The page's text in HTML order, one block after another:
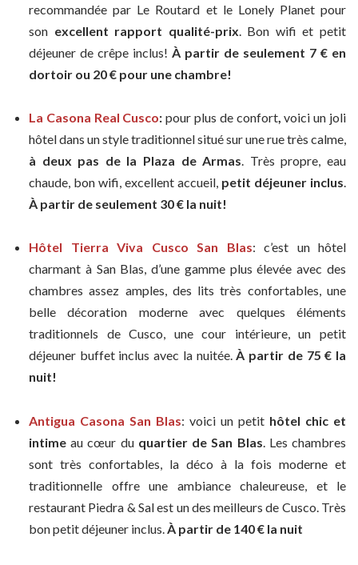
recommandée par Le Routard et le Lonely Planet pour
son excellent rapport qualité-prix . Bon wifi et petit
déjeuner de crêpe inclus! À partir de seulement 7 € en
dortoir ou 20 € pour une chambre!
La Casona Real Cusco:pour plus de confort,voici un joli
hôtel dans un style traditionnel situé sur une rue très calme,
à deux pas de la Plaza de Armas. Très propre, eau
chaude, bon wifi, excellent accueil, petit déjeuner inclus.
À partir de seulement 30 € la nuit!
Hôtel Tierra Viva Cusco San Blas: c’est un hôtel
charmant à San Blas, d’une gamme plus élevée avec des
chambres assez amples, des lits très confortables, une
belle décoration moderne avec quelques éléments
traditionnels de Cusco, une cour intérieure, un petit
déjeuner buffet inclus avec la nuitée.À partir de 75 € la
nuit!
Antigua Casona San Blas: voici un petit hôtel chic et
intimeau cœur du quartier de San Blas . Les chambres
sont très confortables, la déco à la fois moderne et
traditionnelle offre une ambiance chaleureuse, et le
restaurant Piedra & Sal est un des meilleurs de Cusco. Très
bon petit déjeuner inclus. À partir de 140 € la nuit